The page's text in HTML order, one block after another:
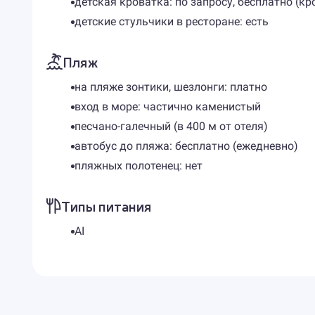
детские стульчики в ресторане: есть
Пляж
на пляже зонтики, шезлонги: платно
вход в море: частично каменистый
песчано-галечный (в 400 м от отеля)
автобус до пляжа: бесплатно (ежедневно)
пляжных полотенец: нет
Типы питания
AI